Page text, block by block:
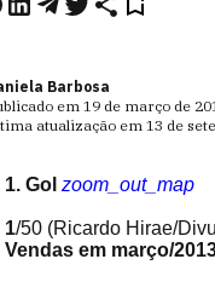
Barbosa
em19 de março de
atualização em 13 de
1. Gol zoom_out_map
1/50 (Ricardo Hirae/
Vendas em março/